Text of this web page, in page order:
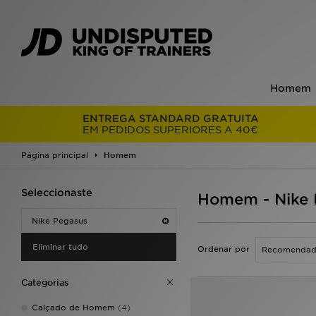
Homem
ENTREGA STANDARD GRATUITA
EM PEDIDOS SUPERIORES A 40€
Página principal Homem
Seleccionaste
Nike Pegasus
Eliminar tudo
Categorias
Calçado de Homem (4)
Homem - Nike
Ordenar por